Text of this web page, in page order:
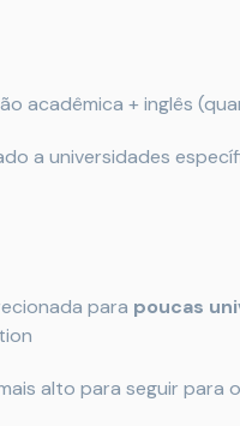
acadêmica + inglês
a universidades
para poucas
alto para seguir para